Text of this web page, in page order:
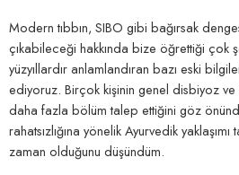
Modern tıbbın, SIBO gibi bağırsak
çıkabileceği hakkında bize öğrettiği çok
yüzyıllardır anlamlandıran bazı eski
ediyoruz. Birçok kişinin genel disbiyoz ve
daha fazla bölüm talep ettiğini göz
rahatsızlığına yönelik Ayurvedik
zaman olduğunu düşündüm.